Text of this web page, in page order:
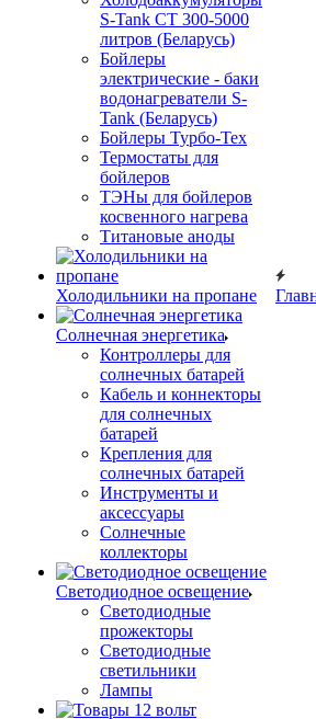
S-Tank СТ 300-5000
литров (Беларусь)
Бойлеры
электрические - баки
водонагреватели S-
Tank (Беларусь)
Бойлеры Турбо-Тех
Термостаты для
бойлеров
ТЭНы для бойлеров
косвенного нагрева
Титановые аноды
Холодильники на пропане
Солнечная энергетика
Контроллеры для
солнечных батарей
Кабель и коннекторы
для солнечных
батарей
Крепления для
солнечных батарей
Инструменты и
аксессуары
Солнечные
коллекторы
Светодиодное освещение
Светодиодные
прожекторы
Светодиодные
светильники
Лампы